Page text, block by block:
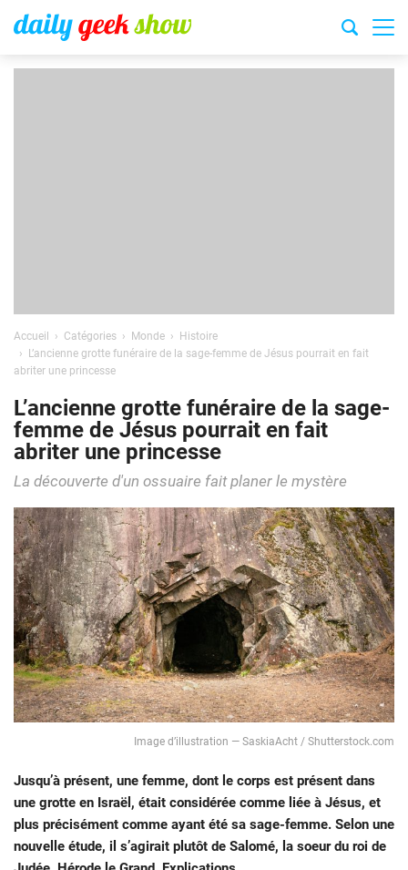
Accueil Catégories Monde
Histoire
L’ancienne grotte funéraire de la sage-femme de Jésus pourrait en fait
abriter une princesse
L’ancienne grotte funéraire de la sage-
femme de Jésus pourrait en fait
abriter une princesse
La découverte d'un ossuaire fait planer le mystère
Image d’illustration — SaskiaAcht / Shutterstock.com
Jusqu’à présent, une femme, dont le corps est présent dans
une grotte en Israël, était considérée comme liée à Jésus, et
plus précisément comme ayant été sa sage-femme. Selon une
nouvelle étude, il s’agirait plutôt de Salomé, la soeur du roi de